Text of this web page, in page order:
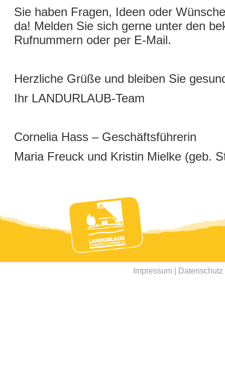
Sie haben Fragen, Ideen oder
da! Melden Sie sich gerne unter den
Rufnummern oder per E-Mail.
Herzliche Grüße und bleiben Sie
Ihr LANDURLAUB-Team
Cornelia Hass – Geschäftsführerin
Maria Freuck und Kristin Mielke (geb.
Impressum| Datenschutz